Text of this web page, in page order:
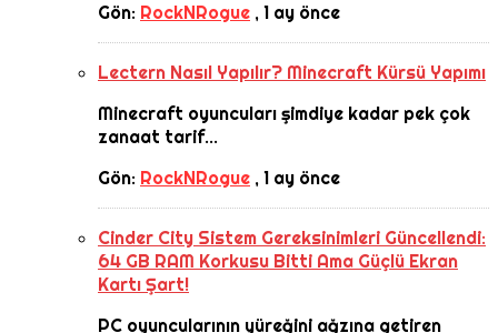
Gön: RockNRogue ,1 ay önce
Lectern Nasıl Yapılır? Minecraft Kürsü Yapımı
Minecraft oyuncuları şimdiye kadar pek çok
zanaat tarif...
Gön: RockNRogue ,1 ay önce
Cinder City Sistem Gereksinimleri Güncellendi:
64 GB RAM Korkusu Bitti Ama Güçlü Ekran
Kartı Şart!
PC oyuncularının yüreğini ağzına getiren